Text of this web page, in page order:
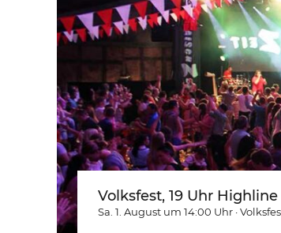
Volksfest, 19 Uhr Highline
Sa. 1. August um 14:00 Uhr ·